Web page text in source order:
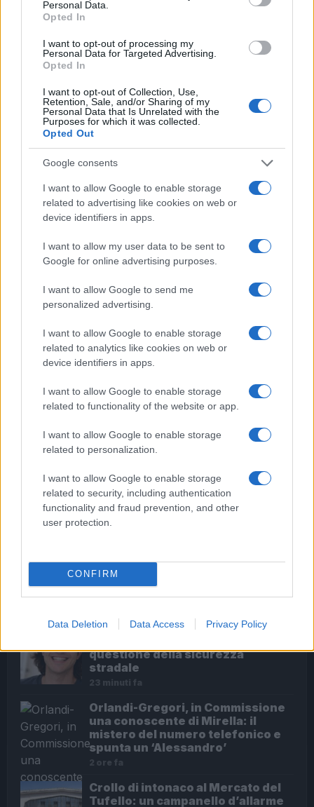
Personal Data.
Opted In
I want to opt-out of processing my
Personal Data for Targeted Advertising.
Opted In
I want to opt-out of Collection, Use,
Retention, Sale, and/or Sharing of my
Personal Data that Is Unrelated with the
Purposes for which it was collected.
Opted Out
Google consents
I want to allow Google to enable storage
related to advertising like cookies on web or
device identifiers in apps.
I want to allow my user data to be sent to
Google for online advertising purposes.
I want to allow Google to send me
personalized advertising.
I want to allow Google to enable storage
related to analytics like cookies on web or
device identifiers in apps.
I want to allow Google to enable storage
related to functionality of the website or app.
I want to allow Google to enable storage
related to personalization.
I want to allow Google to enable storage
related to security, including authentication
functionality and fraud prevention, and other
user protection.
CONFIRM
Data Deletion Data Access Privacy Policy
Arisa, ritorno di
(ri)prova con la
cantante (FOTO)
la chiesa di San
e matrimoni su via
Casilina
cronaca Giorgia Meloni
ARTICOLI CORRELATI
Amputata gamba giovane aggredito machete
CRONACA – Sorelle trovate senza vita in casa, è
successo a San Lorenzo
Stupro a Palermo: ecco le nuove agghiaccianti
conversazioni
Tragedia alla Balduina: la morte
questione della sicurezza
stradale
23 minuti fa
Orlandi-Gregori, in Commissione
una conoscente di Mirella: il
mistero del numero telefonico e
spunta un ‘Alessandro’
2 ore fa
Crollo di intonaco al Mercato del
Tufello: un campanello d’allarme